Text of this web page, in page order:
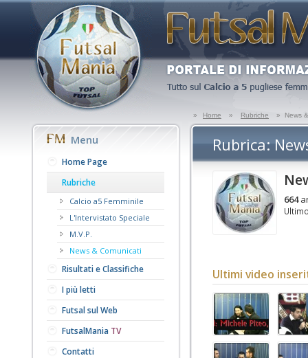
» Home » Rubriche » News
Menu
Home Page
Rubriche
Calcio a5 Femminile
L'Intervistato Speciale
M.V.P.
News & Comunicati
Risultati e Classifiche
I più letti
Futsal sul Web
FutsalMania TV
Contatti
Rubrica:
664
Ultimi video